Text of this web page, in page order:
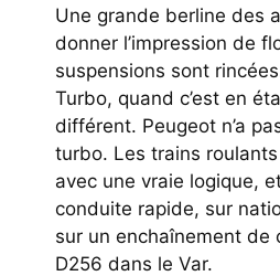
Une grande berline des
donner l’impression de
suspensions sont
Turbo, quand c’est en
différent. Peugeot n’a
turbo. Les trains
avec une vraie logique,
conduite rapide, sur
sur un enchaînement de
D256 dans le Var.